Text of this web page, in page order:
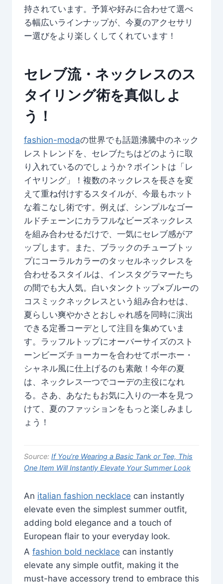
持されています。予算や好みに合わせて選べ
る幅広いラインナップが、今夏のアクセサリ
ー選びをより楽しくしてくれています！
セレブ流・ネックレスのス
タイリング術を真似しよ
う！
fashion-modaの世界でも話題沸騰中のネック
レストレンドを、セレブたちはどのように取
り入れているのでしょうか？ポイントは「レ
イヤリング」！複数のネックレスを長さを変
えて重ね付けするスタイルが、今最もホット
な着こなし術です。例えば、シンプルなゴー
ルドチェーンにカラフルなビーズネックレス
を組み合わせるだけで、一気にセレブ感がア
ップします。また、ブラックのチューブトッ
プにコーラルカラーのタッセルネックレスを
合わせるスタイルは、インスタグラマーたち
の間でも大人気。白いタンクトップ×ブルーの
コスミックネックレスという組み合わせは、
夏らしい爽やかさとおしゃれ感を同時に演出
できる定番コーデとして注目を集めていま
す。ラッフルトップにオーバーサイズのスト
ーンビーズチョーカーを合わせてボーホー・
シャネル風に仕上げるのも素敵！今年の夏
は、ネックレス一つでコーデの主役になれ
る。さあ、あなたもお気に入りの一本を見つ
けて、夏のファッションをもっと楽しみまし
ょう！
Source: If You’re Wearing a Basic Tank or Tee, This
One Item Will Instantly Elevate Your Summer Look
An italian fashion necklace can instantly
elevate even the simplest summer outfit,
adding bold elegance and a touch of
European flair to your everyday look.
A fashion bold necklace can instantly
elevate any simple outfit, making it the
must-have accessory trend to embrace this